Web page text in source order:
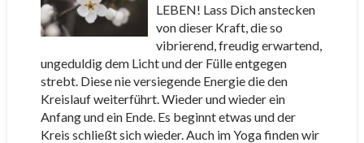
LEBEN! Lass Dich anstecken
von dieser Kraft, die so
vibrierend, freudig erwartend,
ungeduldig dem Licht und der Fülle entgegen
strebt. Diese nie versiegende Energie die den
Kreislauf weiterführt. Wieder und wieder ein
Anfang und ein Ende. Es beginnt etwas und der
Kreis schließt sich wieder. Auch im Yoga finden wir